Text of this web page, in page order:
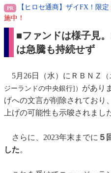
【ヒロセ通商】ザイFX！限定
施中！
■ファンドは様子見
は急騰も持続せず
5月26日（水）にＲＢＮＺ
ジーランドの中央銀行]） があり
げへの文言が削除されており
上げの可能性も示唆されまし
さらに、2023年末までに ５
した。